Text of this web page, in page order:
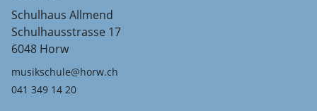
Schulhaus Allmend
Schulhausstrasse 17
6048 Horw
musikschule@horw.ch
041 349 14 20